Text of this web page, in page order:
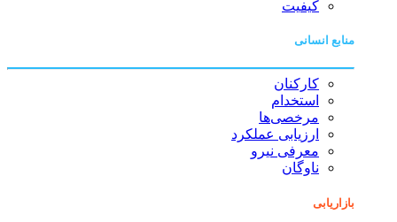
کیفیت
منابع انسانی
کارکنان
استخدام
مرخصی‌ها
ارزیابی عملکرد
معرفی نیرو
ناوگان
بازاریابی